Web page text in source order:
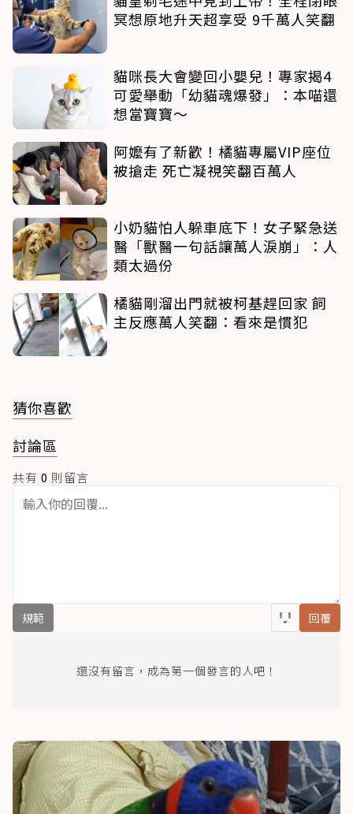
冥想原地升天超享受 9千萬人笑翻
貓咪長大會變回小嬰兒！專家揭4
可愛舉動「幼貓魂爆發」：本喵還
想當寶寶～
阿嬤有了新歡！橘貓專屬VIP座位
被搶走 死亡凝視笑翻百萬人
小奶貓怕人躲車底下！女子緊急送
醫「獸醫一句話讓萬人淚崩」：人
類太過份
橘貓剛溜出門就被柯基趕回家 飼
主反應萬人笑翻：看來是慣犯
猜你喜歡
討論區
共有 0 則留言
規範 回覆
還沒有留言，成為第一個發言的人吧！